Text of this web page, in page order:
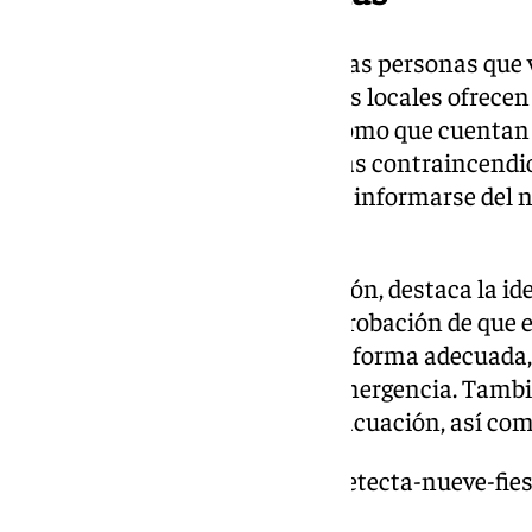
“Recomendamos a todas aquellas personas
eventos que comprueben que los locales
exigibles en estos casos tales como que
suficientes y utilizables, medidas
conocer el aforo total del local e informarse del
Entre esas medidas de prevención, destaca la
emergencias, así como la comprobación de
señalizadas y que funcionan de forma
dificultar la salida en caso de emergencia.
los sistemas e itinerarios de evacuación, así
https://www.101tv.es/policia-detecta-nueve-